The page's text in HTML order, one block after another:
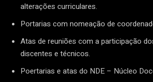
alterações curriculares.
Portarias com nomeação de
Atas de reuniões com a participação
discentes e técnicos.
Poertarias e atas do NDE – Núcleo